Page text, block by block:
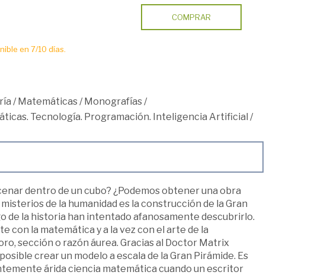
en 7/10 días.
COMPRAR
/Matemáticas/Monografías/
Tecnología. Programación. Inteligencia Artificial /
dentro de un cubo? ¿Podemos obtener una obra
de la humanidad es la construcción de la Gran
de la historia han intentado afanosamente descubrirlo.
la matemática y a la vez con el arte de la
sección o razón áurea. Gracias al Doctor Matrix
crear un modelo a escala de la Gran Pirámide. Es
árida ciencia matemática cuando un escritor